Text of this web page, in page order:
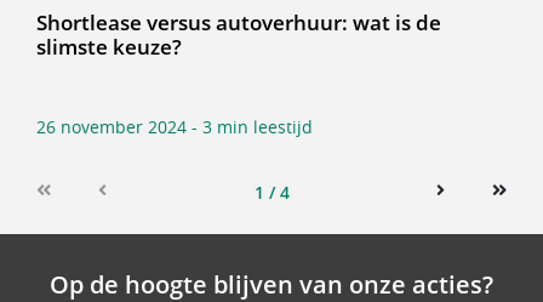
Shortlease versus autoverhuur: wat is de
slimste keuze?
26 november 2024 - 3 min leestijd
1 / 4
Op de hoogte blijven van onze acties?